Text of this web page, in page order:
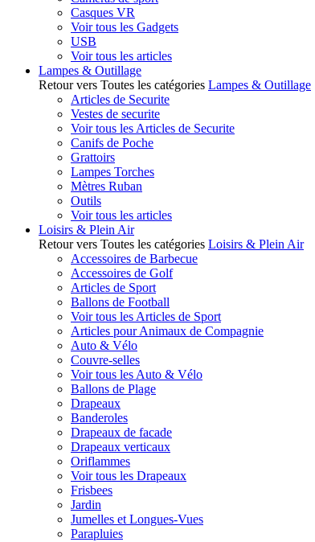
Casques VR
Voir tous les Gadgets
USB
Voir tous les articles
Lampes & Outillage
Retour vers Toutes les catégories Lampes & Outillage
Articles de Securite
Vestes de securite
Voir tous les Articles de Securite
Canifs de Poche
Grattoirs
Lampes Torches
Mètres Ruban
Outils
Voir tous les articles
Loisirs & Plein Air
Retour vers Toutes les catégories Loisirs & Plein Air
Accessoires de Barbecue
Accessoires de Golf
Articles de Sport
Ballons de Football
Voir tous les Articles de Sport
Articles pour Animaux de Compagnie
Auto & Vélo
Couvre-selles
Voir tous les Auto & Vélo
Ballons de Plage
Drapeaux
Banderoles
Drapeaux de facade
Drapeaux verticaux
Oriflammes
Voir tous les Drapeaux
Frisbees
Jardin
Jumelles et Longues-Vues
Parapluies